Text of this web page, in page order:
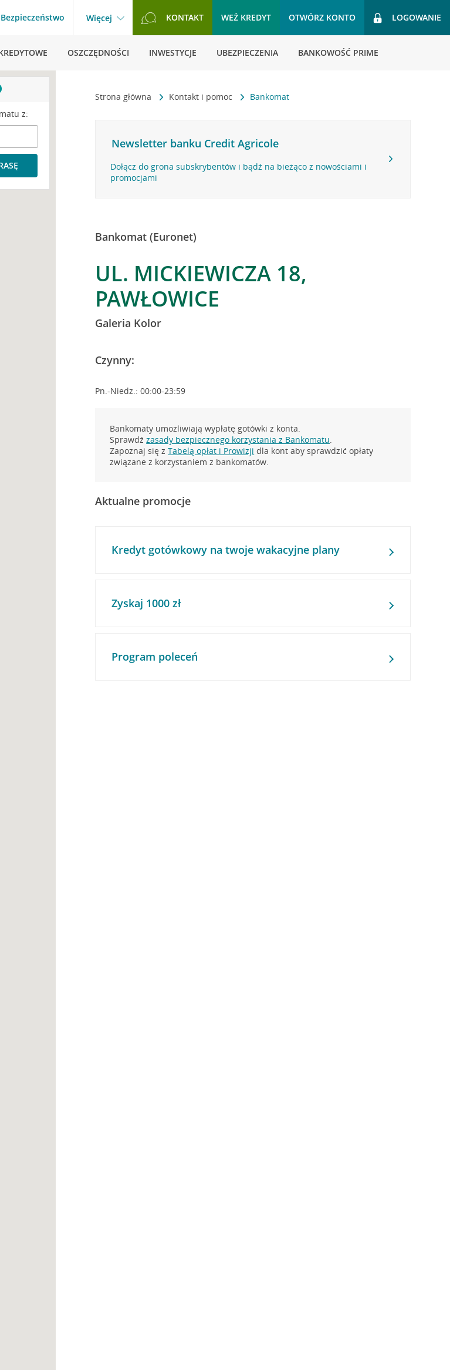
Bezpieczeństwo Więcej KONTAKT WEŹ KREDYT OTWÓRZ KONTO LOGOWANIE
OSZCZĘDNOŚCI INWESTYCJE UBEZPIECZENIA BANKOWOŚĆ PRIME
Strona główna Kontakt i pomoc Bankomat
Newsletter banku Credit Agricole
Dołącz do grona subskrybentów i bądź na bieżąco z nowościami i
promocjami
Bankomat (Euronet)
UL. MICKIEWICZA 18,
PAWŁOWICE
Galeria Kolor
Czynny:
Pn.-Niedz.: 00:00-23:59
Bankomaty umożliwiają wypłatę gotówki z konta.
Sprawdźzasady bezpiecznego korzystania z Bankomatu.
Zapoznaj się zTabelą opłat i Prowizji dla kont aby sprawdzić opłaty
związane z korzystaniem z bankomatów.
Aktualne promocje
Kredyt gotówkowy na twoje wakacyjne plany
Zyskaj 1000 zł
Program poleceń
z: